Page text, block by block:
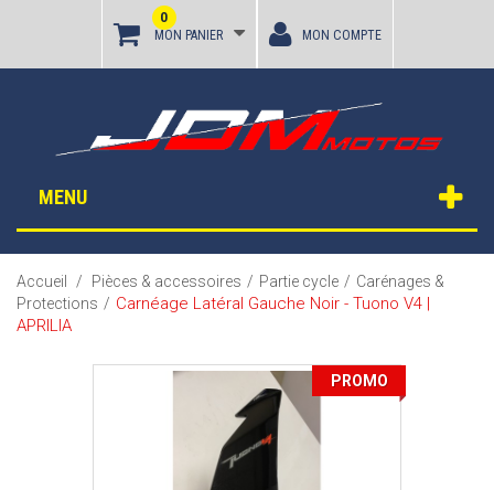
MON PANIER
0
MON COMPTE
MENU
Accueil / Pièces & accessoires / Partie cycle / Carénages &
Protections / Carnéage Latéral Gauche Noir - Tuono V4 |
APRILIA
PROMO